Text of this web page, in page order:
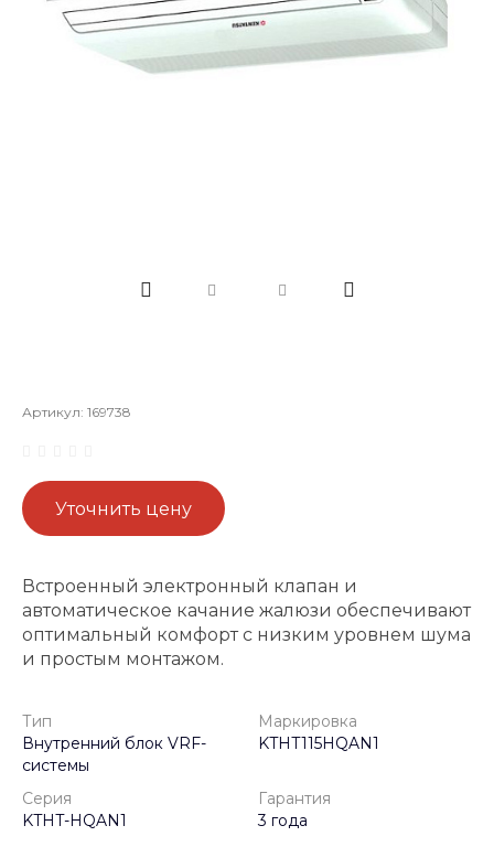
Артикул: 169738
Уточнить цену
Встроенный электронный клапан и
автоматическое качание жалюзи обеспечивают
оптимальный комфорт с низким уровнем шума
и простым монтажом.
Тип
Внутренний блок VRF-
системы
Маркировка
KTHT115HQAN1
Серия
KTHT-HQAN1
Гарантия
3 года